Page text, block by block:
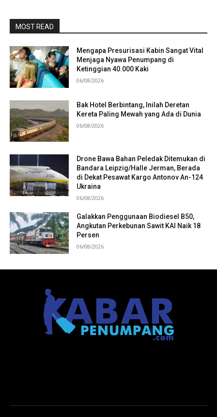
MOST READ
Mengapa Presurisasi Kabin Sangat Vital
Menjaga Nyawa Penumpang di
Ketinggian 40.000 Kaki
06/08/2026
Bak Hotel Berbintang, Inilah Deretan
Kereta Paling Mewah yang Ada di Dunia
06/08/2026
Drone Bawa Bahan Peledak Ditemukan di
Bandara Leipzig/Halle Jerman, Berada
di Dekat Pesawat Kargo Antonov An-124
Ukraina
06/08/2026
Galakkan Penggunaan Biodiesel B50,
Angkutan Perkebunan Sawit KAI Naik 18
Persen
06/08/2026